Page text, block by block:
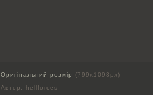
Оригінальний розмір
(799x1093px)
Автор: hellforces